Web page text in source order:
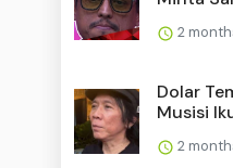
2
Dolar
Musisi
2